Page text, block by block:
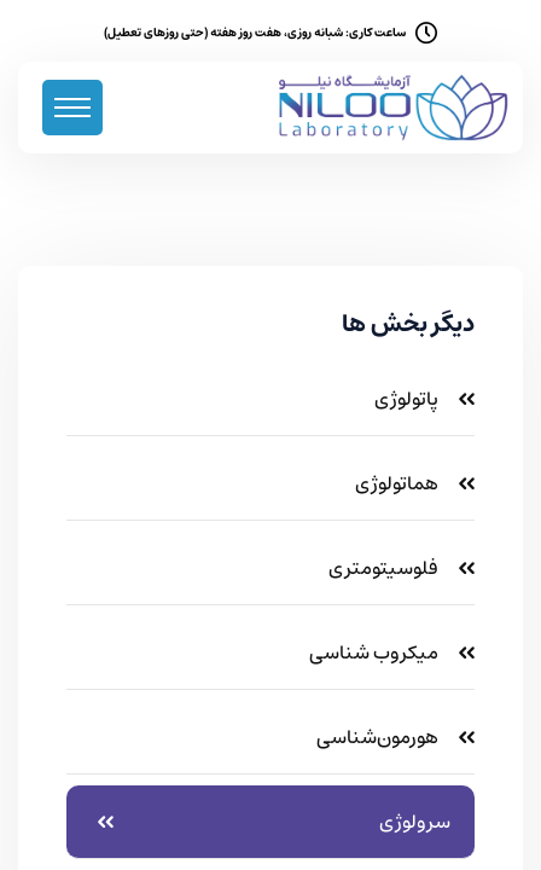
ساعت کاری: شبانه روزی، هفت روز هفته (حتی روزهای تعطیل)
دیگر بخش ها
پاتولوژی
هماتولوژی
فلوسیتومتری
میکروب شناسی
هورمون‌شناسی
سرولوژی